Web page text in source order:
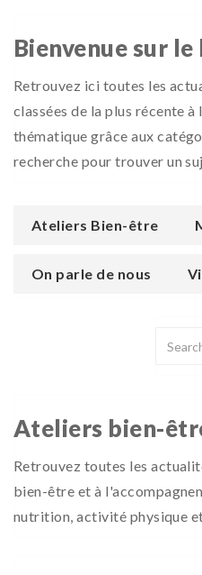
Bienvenue sur
Retrouvez ici toutes les
classées de la plus récente
thématique grâce aux
recherche pour trouver un
Ateliers Bien-être
On parle de nous
Ateliers bien-
Retrouvez toutes les
bien-être et à
nutrition, activité physique